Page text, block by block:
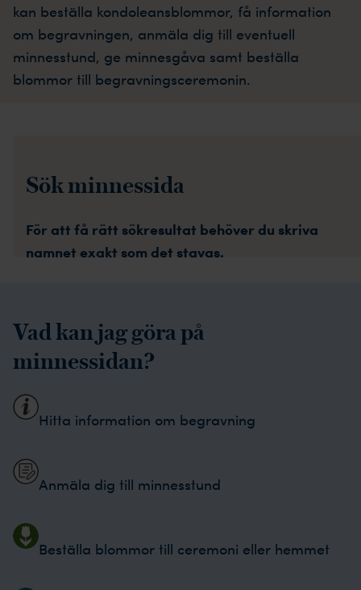
kan beställa kondoleansblommor, få information
om begravningen, anmäla dig till eventuell
minnesstund, ge minnesgåva samt beställa
blommor till begravningsceremonin.
Sök minnessida
För att få rätt sökresultat behöver du skriva
namnet exakt som det stavas.
Minnessida.
Vad kan jag göra på
minnessidan?
Hitta information om begravning
Anmäla dig till minnesstund
Beställa blommor till ceremoni eller hemmet